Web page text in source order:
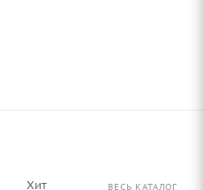
Хит ВЕСЬ КАТАЛОГ